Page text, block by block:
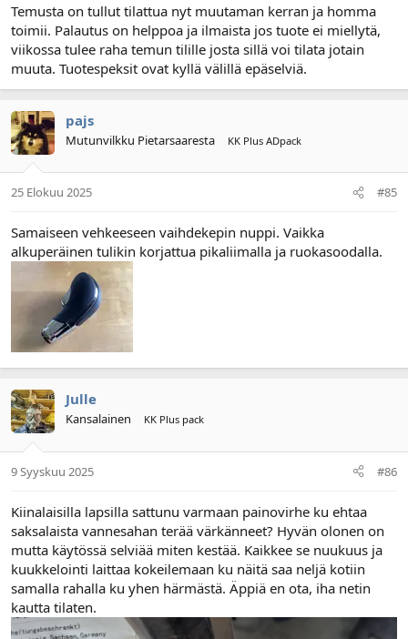
Temusta on tullut tilattua nyt muutaman kerran ja homma
toimii. Palautus on helppoa ja ilmaista jos tuote ei miellytä,
viikossa tulee raha temun tilille josta sillä voi tilata jotain
muuta. Tuotespeksit ovat kyllä välillä epäselviä.
pajs
Mutunvilkku Pietarsaaresta KK Plus ADpack
25 Elokuu 2025 #85
Samaiseen vehkeeseen vaihdekepin nuppi. Vaikka
alkuperäinen tulikin korjattua pikaliimalla ja ruokasoodalla.
Julle
Kansalainen KK Plus pack
9 Syyskuu 2025 #86
Kiinalaisilla lapsilla sattunu varmaan painovirhe ku ehtaa
saksalaista vannesahan terää värkänneet? Hyvän olonen on
mutta käytössä selviää miten kestää. Kaikkee se nuukuus ja
kuukkelointi laittaa kokeilemaan ku näitä saa neljä kotiin
samalla rahalla ku yhen härmästä. Äppiä en ota, iha netin
kautta tilaten.